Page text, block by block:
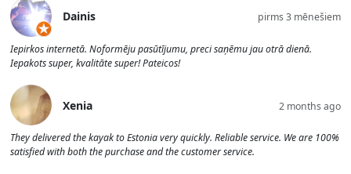
Dainis pirms 3 mēnešiem
Iepirkos internetā. Noformēju pasūtījumu, preci saņēmu jau otrā dienā.
Iepakots super, kvalitāte super! Pateicos!
Xenia 2 months ago
They delivered the kayak to Estonia very quickly. Reliable service. We are 100%
satisfied with both the purchase and the customer service.